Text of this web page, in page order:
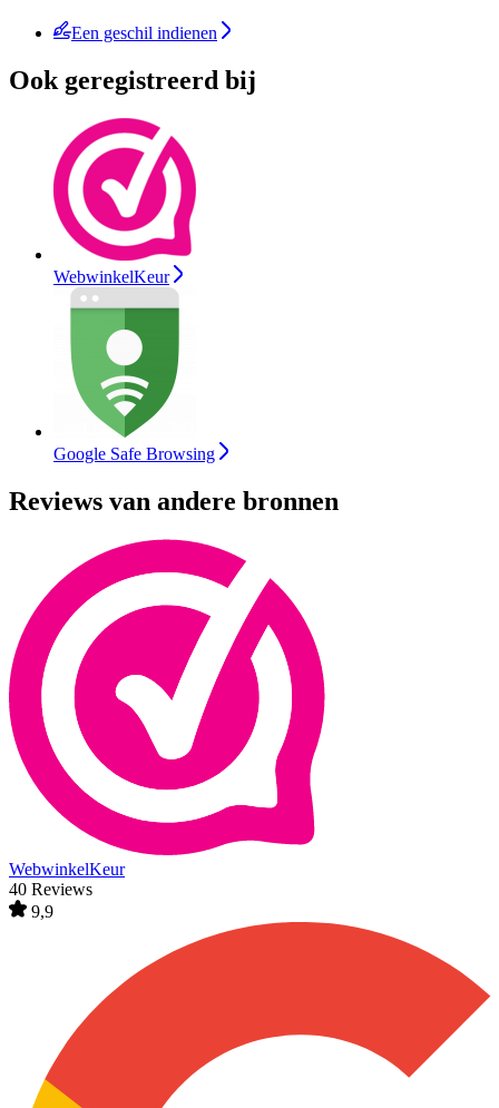
Een geschil indienen
Ook geregistreerd bij
WebwinkelKeur
Google Safe Browsing
Reviews van andere bronnen
WebwinkelKeur
40 Reviews
9,9